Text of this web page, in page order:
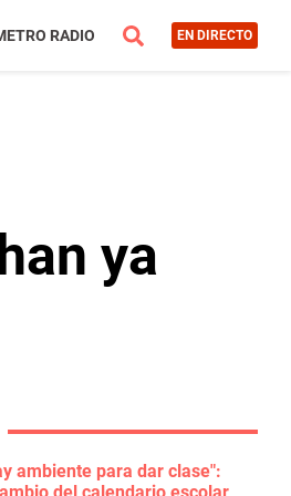
RADIO EN DIRECTO
ya
ambiente para dar clase":